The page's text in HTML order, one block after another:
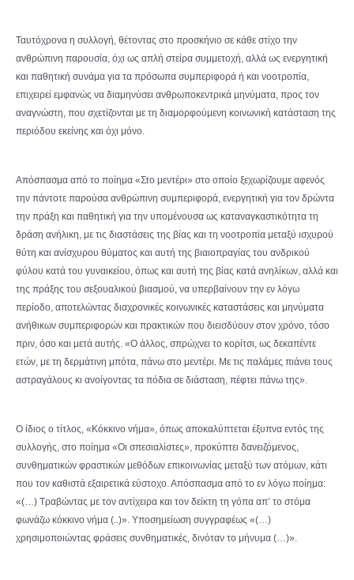
Ταυτόχρονα η συλλογή, θέτοντας στο προσκήνιο σε κάθε στίχο την
ανθρώπινη παρουσία, όχι ως απλή στείρα συμμετοχή, αλλά ως ενεργητική
και παθητική συνάμα για τα πρόσωπα συμπεριφορά ή και νοοτροπία,
επιχειρεί εμφανώς να διαμηνύσει ανθρωποκεντρικά μηνύματα, προς τον
αναγνώστη, που σχετίζονται με τη διαμορφούμενη κοινωνική κατάσταση της
περιόδου εκείνης και όχι μόνο.
Απόσπασμα από το ποίημα «Στο μεντέρι» στο οποίο ξεχωρίζουμε αφενός
την πάντοτε παρούσα ανθρώπινη συμπεριφορά, ενεργητική για τον δρώντα
την πράξη και παθητική για την υπομένουσα ως καταναγκαστικότητα τη
δράση ανήλικη, με τις διαστάσεις της βίας και τη νοοτροπία μεταξύ ισχυρού
θύτη και ανίσχυρου θύματος και αυτή της βιαιοπραγίας του ανδρικού
φύλου κατά του γυναικείου, όπως και αυτή της βίας κατά ανηλίκων, αλλά και
της πράξης του σεξουαλικού βιασμού, να υπερβαίνουν την εν λόγω
περίοδο, αποτελώντας διαχρονικές κοινωνικές καταστάσεις και μηνύματα
ανήθικων συμπεριφορών και πρακτικών που διεισδύουν στον χρόνο, τόσο
πριν, όσο και μετά αυτής. «Ο άλλος, σπρώχνει το κορίτσι, ως δεκαπέντε
ετών, με τη δερμάτινη μπότα, πάνω στο μεντέρι. Με τις παλάμες πιάνει τους
αστραγάλους κι ανοίγοντας τα πόδια σε διάσταση, πέφτει πάνω της».
Ο ίδιος ο τίτλος, «Κόκκινο νήμα», όπως αποκαλύπτεται έξυπνα εντός της
συλλογής, στο ποίημα «Οι σπεσιαλίστες», προκύπτει δανειζόμενος,
συνθηματικών φραστικών μεθόδων επικοινωνίας μεταξύ των ατόμων, κάτι
που τον καθιστά εξαιρετικά εύστοχο. Απόσπασμα από το εν λόγω ποίημα:
«(…) Τραβώντας με τον αντίχειρα και τον δείκτη τη γόπα απ’ το στόμα
φωνάζω κόκκινο νήμα (..)». Υποσημείωση συγγραφέως «(…)
χρησιμοποιώντας φράσεις συνθηματικές, δινόταν το μήνυμα (…)».